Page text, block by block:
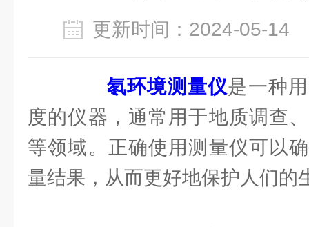
更新时间：2024-05-
氡环境测量仪是一种
度的仪器，通常用于地质调查
等领域。正确使用测量仪可以
量结果，从而更好地保护人们的